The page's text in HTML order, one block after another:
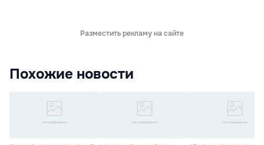
Разместить рекламу на сайте
Похожие новости